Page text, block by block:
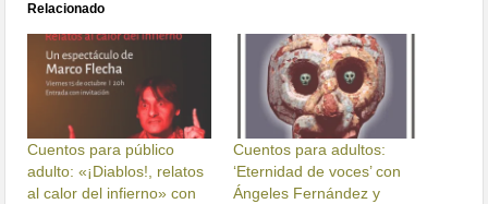
Relacionado
Cuentos para público
adulto: «¡Diablos!, relatos
al calor del infierno» con
Cuentos para adultos:
‘Eternidad de voces’ con
Ángeles Fernández y